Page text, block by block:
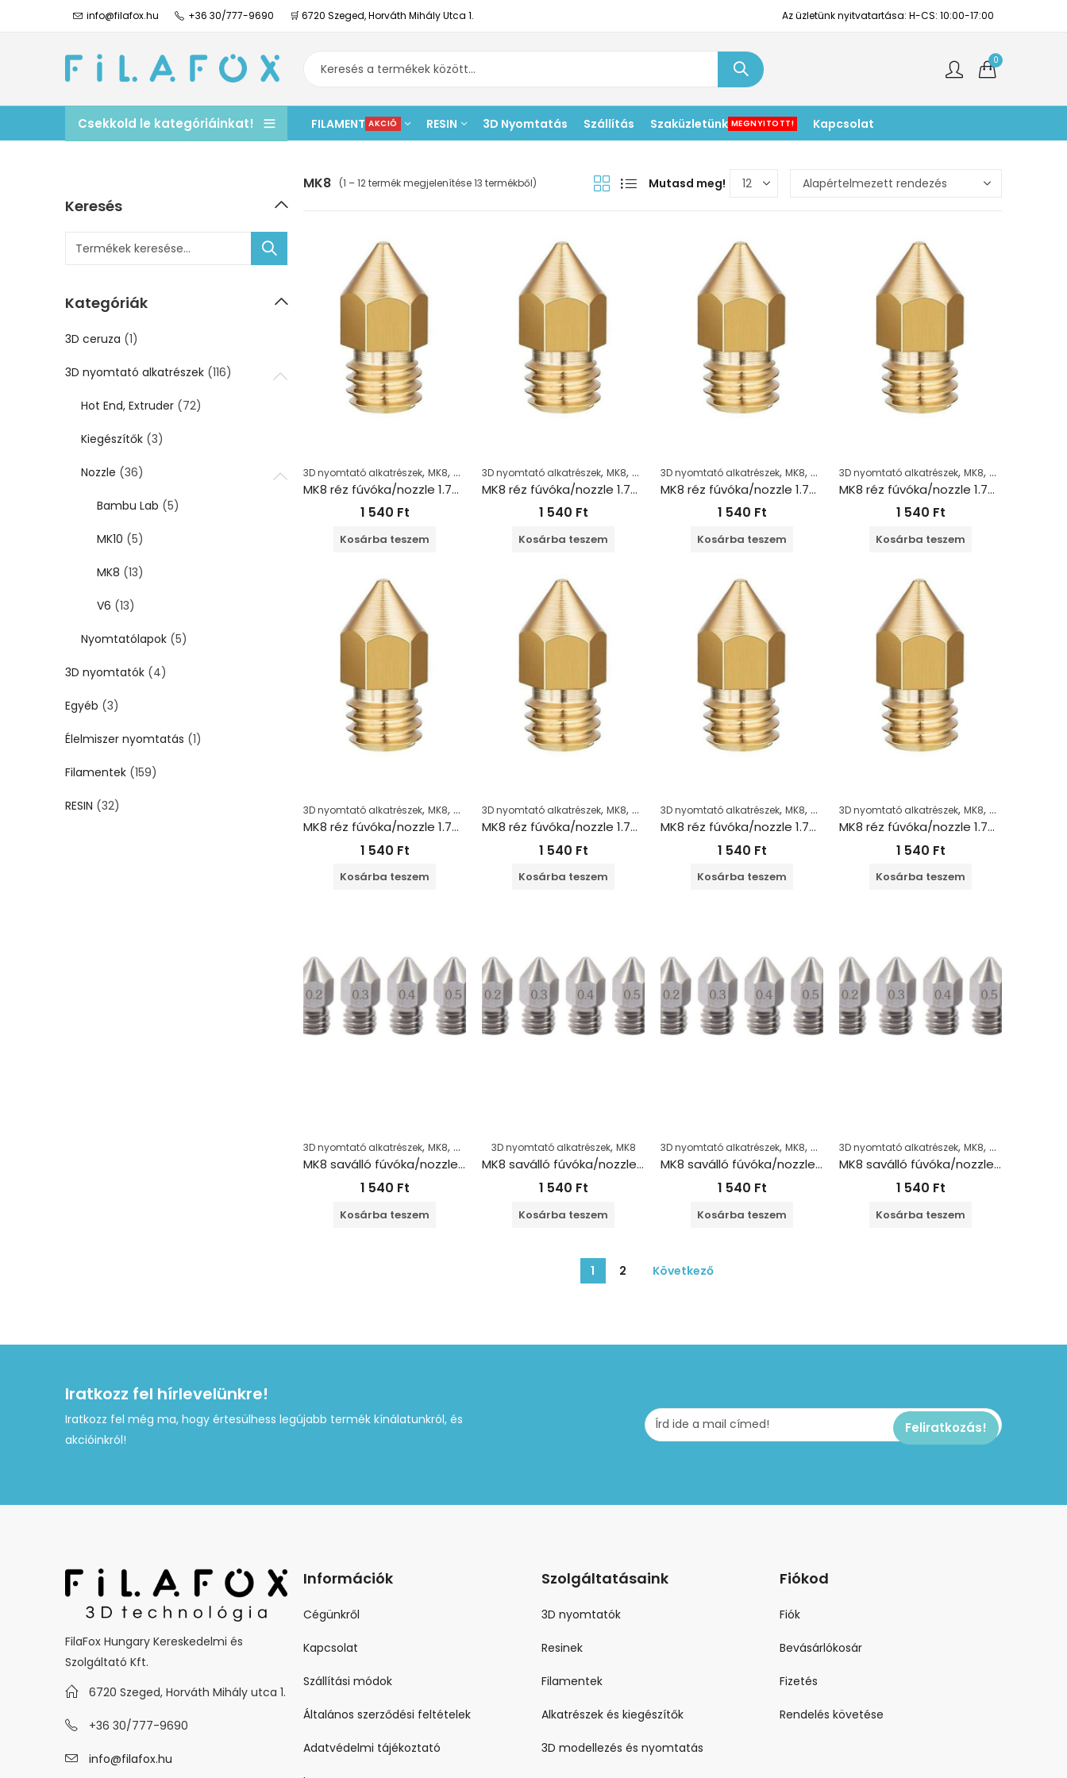
info@filafox.hu +36 30/777-9690 🛒 6720 Szeged, Horváth Mihály Utca 1. Az üzletünk nyitvatartása: H-CS: 10:00-17:00
0
Csekkold le kategóriáinkat! FILAMENT AKCIÓ RESIN 3D Nyomtatás Szállítás Szaküzletünk MEGNYITOTT! Kapcsolat
MK8 (1 – 12 termék megjelenítése 13 termékből) Mutasd meg!
3D nyomtató alkatrészek, MK8, Nozzle
MK8 réz fúvóka/nozzle 1.75+0.2mm
1 540 Ft
Kosárba teszem
3D nyomtató alkatrészek, MK8, Nozzle
MK8 réz fúvóka/nozzle 1.75+0.3mm
1 540 Ft
Kosárba teszem
3D nyomtató alkatrészek, MK8, Nozzle
MK8 réz fúvóka/nozzle 1.75+0.3mm
1 540 Ft
Kosárba teszem
3D nyomtató alkatrészek, MK8, Nozzle
MK8 réz fúvóka/nozzle 1.75+0.4mm
1 540 Ft
Kosárba teszem
3D nyomtató alkatrészek, MK8, Nozzle
MK8 réz fúvóka/nozzle 1.75+0.5mm
1 540 Ft
Kosárba teszem
3D nyomtató alkatrészek, MK8, Nozzle
MK8 réz fúvóka/nozzle 1.75+0.6 mm
1 540 Ft
Kosárba teszem
3D nyomtató alkatrészek, MK8, Nozzle
MK8 réz fúvóka/nozzle 1.75+0.8 mm
1 540 Ft
Kosárba teszem
3D nyomtató alkatrészek, MK8, Nozzle
MK8 réz fúvóka/nozzle 1.75+1.0 mm
1 540 Ft
Kosárba teszem
3D nyomtató alkatrészek, MK8, Nozzle
MK8 saválló fúvóka/nozzle 1.75+0.2 mm
1 540 Ft
Kosárba teszem
3D nyomtató alkatrészek, MK8
MK8 saválló fúvóka/nozzle 1.75+0.3 mm
1 540 Ft
Kosárba teszem
3D nyomtató alkatrészek, MK8, Nozzle
MK8 saválló fúvóka/nozzle 1.75+0.4 mm
1 540 Ft
Kosárba teszem
3D nyomtató alkatrészek, MK8, Nozzle
MK8 saválló fúvóka/nozzle 1.75+0.5 mm
1 540 Ft
Kosárba teszem
1 2 Következő
Keresés
Kategóriák
3D ceruza (1)
3D nyomtató alkatrészek (116)
Hot End, Extruder (72)
Kiegészítők (3)
Nozzle (36)
Bambu Lab (5)
MK10 (5)
MK8 (13)
V6 (13)
Nyomtatólapok (5)
3D nyomtatók (4)
Egyéb (3)
Élelmiszer nyomtatás (1)
Filamentek (159)
RESIN (32)
Iratkozz fel hírlevelünkre!
Iratkozz fel még ma, hogy értesülhess legújabb termék kínálatunkról, és
akcióinkról!
FilaFox Hungary Kereskedelmi és
Szolgáltató Kft.
6720 Szeged, Horváth Mihály utca 1.
+36 30/777-9690
info@filafox.hu
Információk
Cégünkről
Kapcsolat
Szállítási módok
Általános szerződési feltételek
Adatvédelmi tájékoztató
Szolgáltatásaink
3D nyomtatók
Resinek
Filamentek
Alkatrészek és kiegészítők
3D modellezés és nyomtatás
Fiókod
Fiók
Bevásárlókosár
Fizetés
Rendelés követése